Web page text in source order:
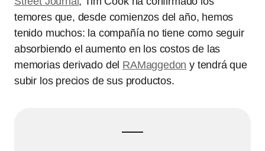
temores que, desde comienzos del año, hemos
tenido muchos: la compañía no tiene como seguir
absorbiendo el aumento en los costos de las
memorias derivado del RAMaggedon y tendrá que
subir los precios de sus productos.